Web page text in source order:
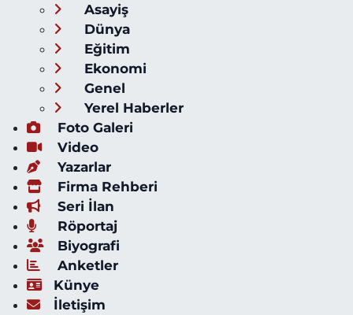
Asayiş
Dünya
Eğitim
Ekonomi
Genel
Yerel Haberler
Foto Galeri
Video
Yazarlar
Firma Rehberi
Seri İlan
Röportaj
Biyografi
Anketler
Künye
İletişim